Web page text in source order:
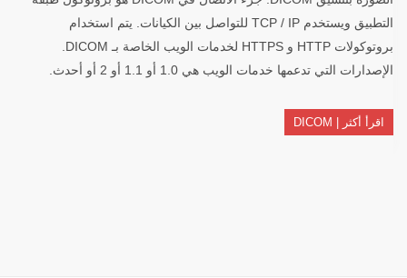
التطبيق ويستخدم TCP / IP للتواصل بين الكيانات. يتم استخدام
الإصدارات التي تدعمها خدمات الويب هي 1.0 أو 1.1 أو 2 أو أحدث.
اقرأ أكثر | DICOM